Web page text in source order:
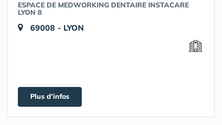
ESPACE DE MEDWORKING DENTAIRE INSTACARE
LYON 8
69008 - LYON
Plus d'infos